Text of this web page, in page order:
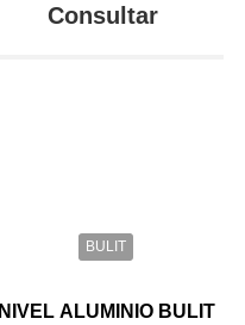
Consultar
BULIT
NIVEL ALUMINIO BULIT